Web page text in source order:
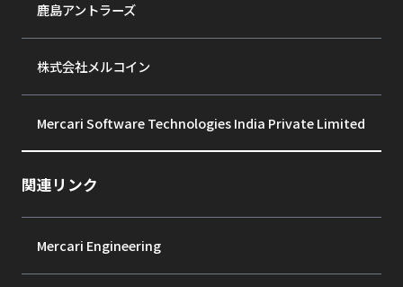
鹿島アントラーズ
株式会社メルコイン
Mercari Software Technologies India Private Limited
関連リンク
Mercari Engineering